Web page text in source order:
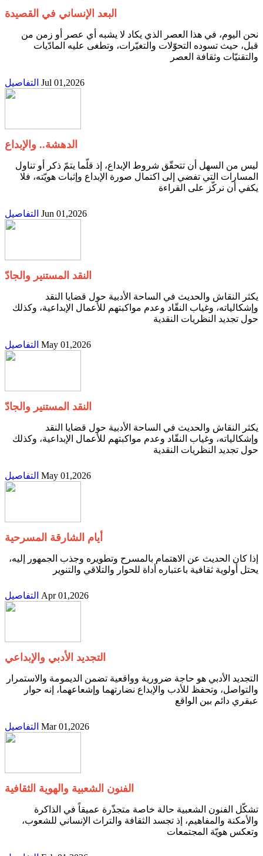
البعد الإنساني في القصيدة
‬والتقنيّات‭ ‬وثقافة‭ ‬العصر
التفاصيل Jul 01,2026
الدهشة.. والإبداع
‬يكفي‭ ‬أن‭ ‬نركّز‭ ‬على‭ ‬القراءة‭
التفاصيل Jun 01,2026
النقد المستنير والجادّ
‬حول‭ ‬تجديد‭ ‬النظريات‭ ‬النقدية‭‭
التفاصيل May 01,2026
النقد المستنير والجادّ
‬حول‭ ‬تجديد‭ ‬النظريات‭ ‬النقدية‭
التفاصيل May 01,2026
أيام الشارقة المسرحية
‬يحتل‭ ‬أولوية‭ ‬ثقافية‭ ‬باعتباره‭ ‬أداة‭ ‬للحوار‭ ‬والتلاقي‭ ‬والتنوير
التفاصيل Apr 01,2026
التجديد الأدبي والإبداعي
‬عبقري‭ ‬دائم‭ ‬بين‭ ‬الواقع‭
التفاصيل Mar 01,2026
الفنون الشعبية والهوية الثقافية
‬وتعكس‭ ‬هويّة‭ ‬المجتمعات‭